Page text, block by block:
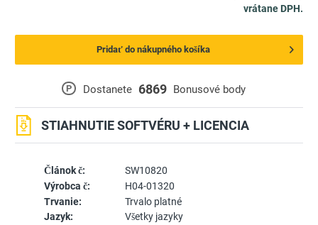
Článok č:
SW10820
Výrobca č:
H04-01320
Trvanie:
Trvalo platné
Jazyk:
Všetky jazyky
P Dostanete 6869 Bonusové body
STIAHNUTIE SOFTVÉRU + LICENCIA
vrátane DPH.
Pridať do nákupného košíka